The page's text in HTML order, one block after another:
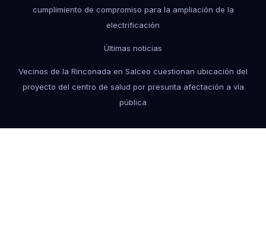
cumplimiento de compromiso para la ampliación de la
electrificación
Últimas noticias
Vecinos de la Rinconada en Salceo cuestionan ubicación del
proyecto del centro de salud por presunta afectación a vía
pública